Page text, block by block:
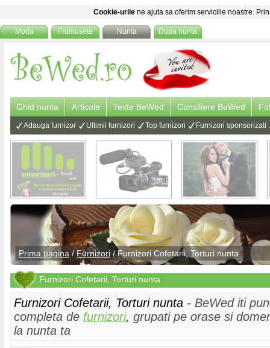
Cookie-urile ne ajuta sa oferim serviciile noastre.
Moda Frumusete Nunta Dupa nunta
Ghid nunta Articole Texte BeWed Consiliere BeWed
Adauga furnizor Ultimii furnizori Top furnizori Furnizori sponsorizati
Prima pagina /Furnizori /Furnizori Cofetarii, Torturi nunta
Furnizori Cofetarii, Torturi nunta
Furnizori Cofetarii, Torturi nunta - BeWed iti
completa de furnizori, grupati pe orase si
la nunta ta